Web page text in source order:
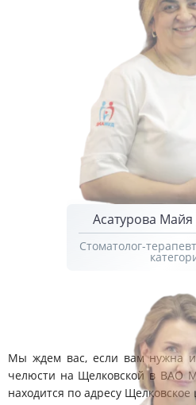
Асатурова
Стоматолог-
Мы ждем вас, если вам нужна
челюсти на Щелковской в ВАО
находится по адресу